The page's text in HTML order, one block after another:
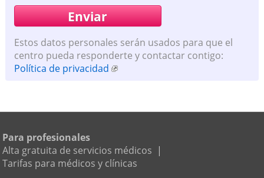
Estos datos personales serán usados para que el
centro pueda responderte y contactar contigo:
Política de privacidad
Para profesionales
Alta gratuita de servicios médicos |
Tarifas para médicos y clínicas